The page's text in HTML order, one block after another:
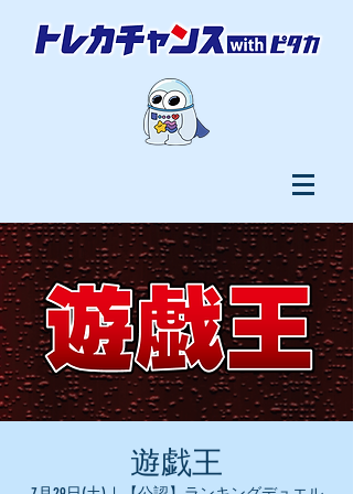
遊戯王